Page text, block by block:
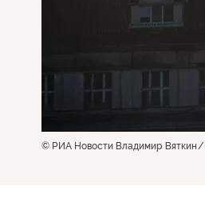
© РИА Новости Владимир Вяткин